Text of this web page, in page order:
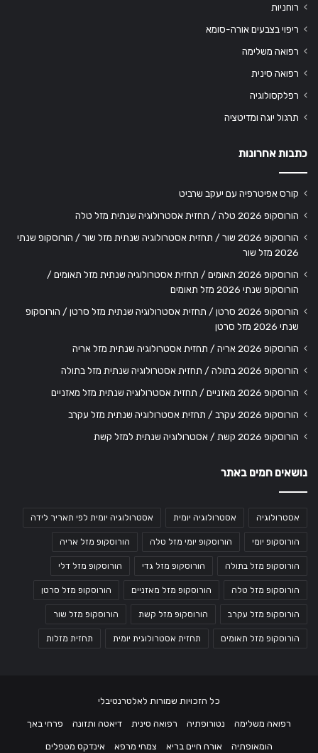
רוחניות
ריפוי בצבעים אורה-סומא
רפואה משלימה
רפואה סינית
רפלקסולוגיה
תרגול יוגה ומדיטציה
כתבות אחרונות
קורס אפיטרפיה עם יעקב שרביט
הורוסקופ 2026 טלה / תחזית אסטרולוגיה שנתית מזל טלה
הורוסקופ 2026 שור / תחזית אסטרולוגיה שנתית מזל שור / הורוסקופ שנתי
2026 מזל שור
הורוסקופ 2026 תאומים / תחזית אסטרולוגיה שנתית מזל תאומים /
הורוסקופ שנתי 2026 מזל תאומים
הורוסקופ 2026 סרטן / תחזית אסטרולוגיה שנתית מזל סרטן / הורוסקופ
שנתי 2026 מזל סרטן
הורוסקופ 2026 אריה / תחזית אסטרולוגיה שנתית מזל אריה
הורוסקופ 2026 בתולה / תחזית אסטרולוגיה שנתית מזל בתולה
הורוסקופ 2026 מאזניים / תחזית אסטרולוגיה שנתית מזל מאזניים
הורוסקופ 2026 עקרב / תחזית אסטרולוגיה שנתית מזל עקרב
הורוסקופ 2026 קשת / אסטרולוגיה שנתית למזל קשת
נושאים חמים באתר
אסטרולוגיה אסטרולוגיה יומית אסטרולוגיה יומית לפי תאריך לידה
הורוסקופ יומי הורוסקופ יומי מזל טלה הורוסקופ מזל אריה
הורוסקופ מזל בתולה הורוסקופ מזל גדי הורוסקופ מזל דלי
הורוסקופ מזל טלה הורוסקופ מזל מאזניים הורוסקופ מזל סרטן
הורוסקופ מזל עקרב הורוסקופ מזל קשת הורוסקופ מזל שור
הורוסקופ מזל תאומים תחזית אסטרולוגית יומית תחזית מזלות
כל הזכויות שמורות לאלטרנטיבלי
רפואה משלימה נטורופתיה רפואה סינית דיאטה ותזונה פרחי באך
הומאופתיה אורח חיים בריא צמחי מרפא אינדקס מטפלים